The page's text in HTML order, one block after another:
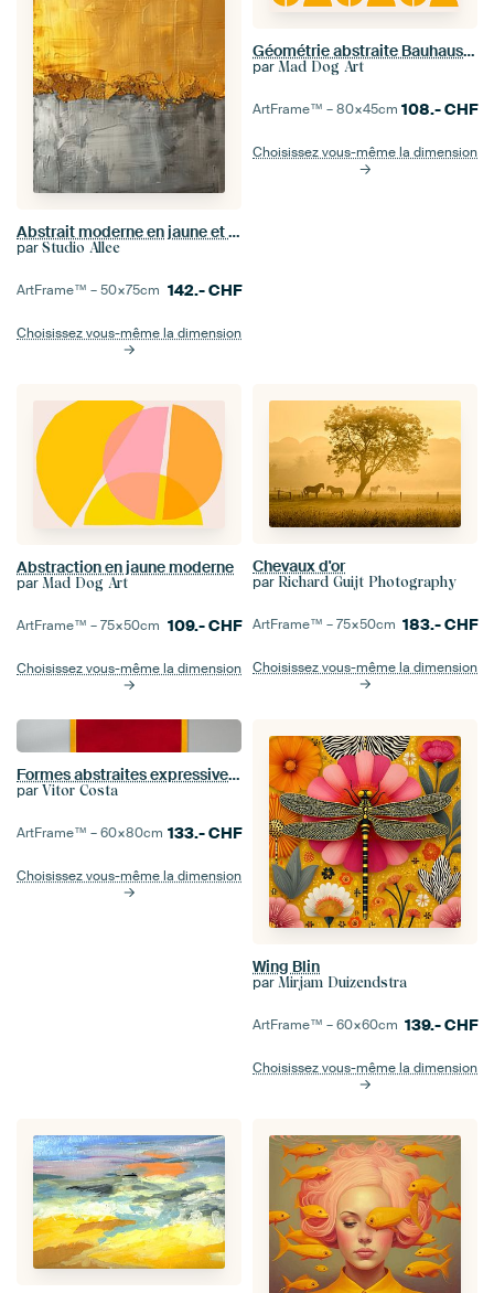
Abstrait moderne en jaune et gris
par Studio Allee
ArtFrame™ –50×75cm 142.-CHF
Choisissez vous-même la dimension
Géométrie abstraite Bauhaus en jaune
par Mad Dog Art
ArtFrame™ –80×45cm 108.-CHF
Choisissez vous-même la dimension
Abstraction en jaune moderne
par Mad Dog Art
ArtFrame™ –75×50cm 109.-CHF
Choisissez vous-même la dimension
Chevaux d'or
par Richard Guijt Photography
ArtFrame™ –75×50cm 183.-CHF
Choisissez vous-même la dimension
Formes abstraites expressives 2
par Vitor Costa
ArtFrame™ –60×80cm 133.-CHF
Choisissez vous-même la dimension
Wing Blin
par Mirjam Duizendstra
ArtFrame™ –60×60cm 139.-CHF
Choisissez vous-même la dimension